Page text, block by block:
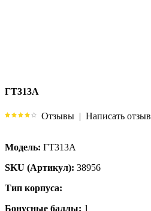
ГТ313А
Отзывы | Написать отзыв
Модель: ГТ313А
SKU (Артикул): 38956
Тип корпуса:
Бонусные баллы: 1